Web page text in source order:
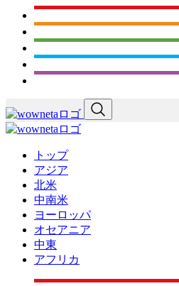
トップ
アジア
北米
中南米
ヨーロッパ
オセアニア
中東
アフリカ